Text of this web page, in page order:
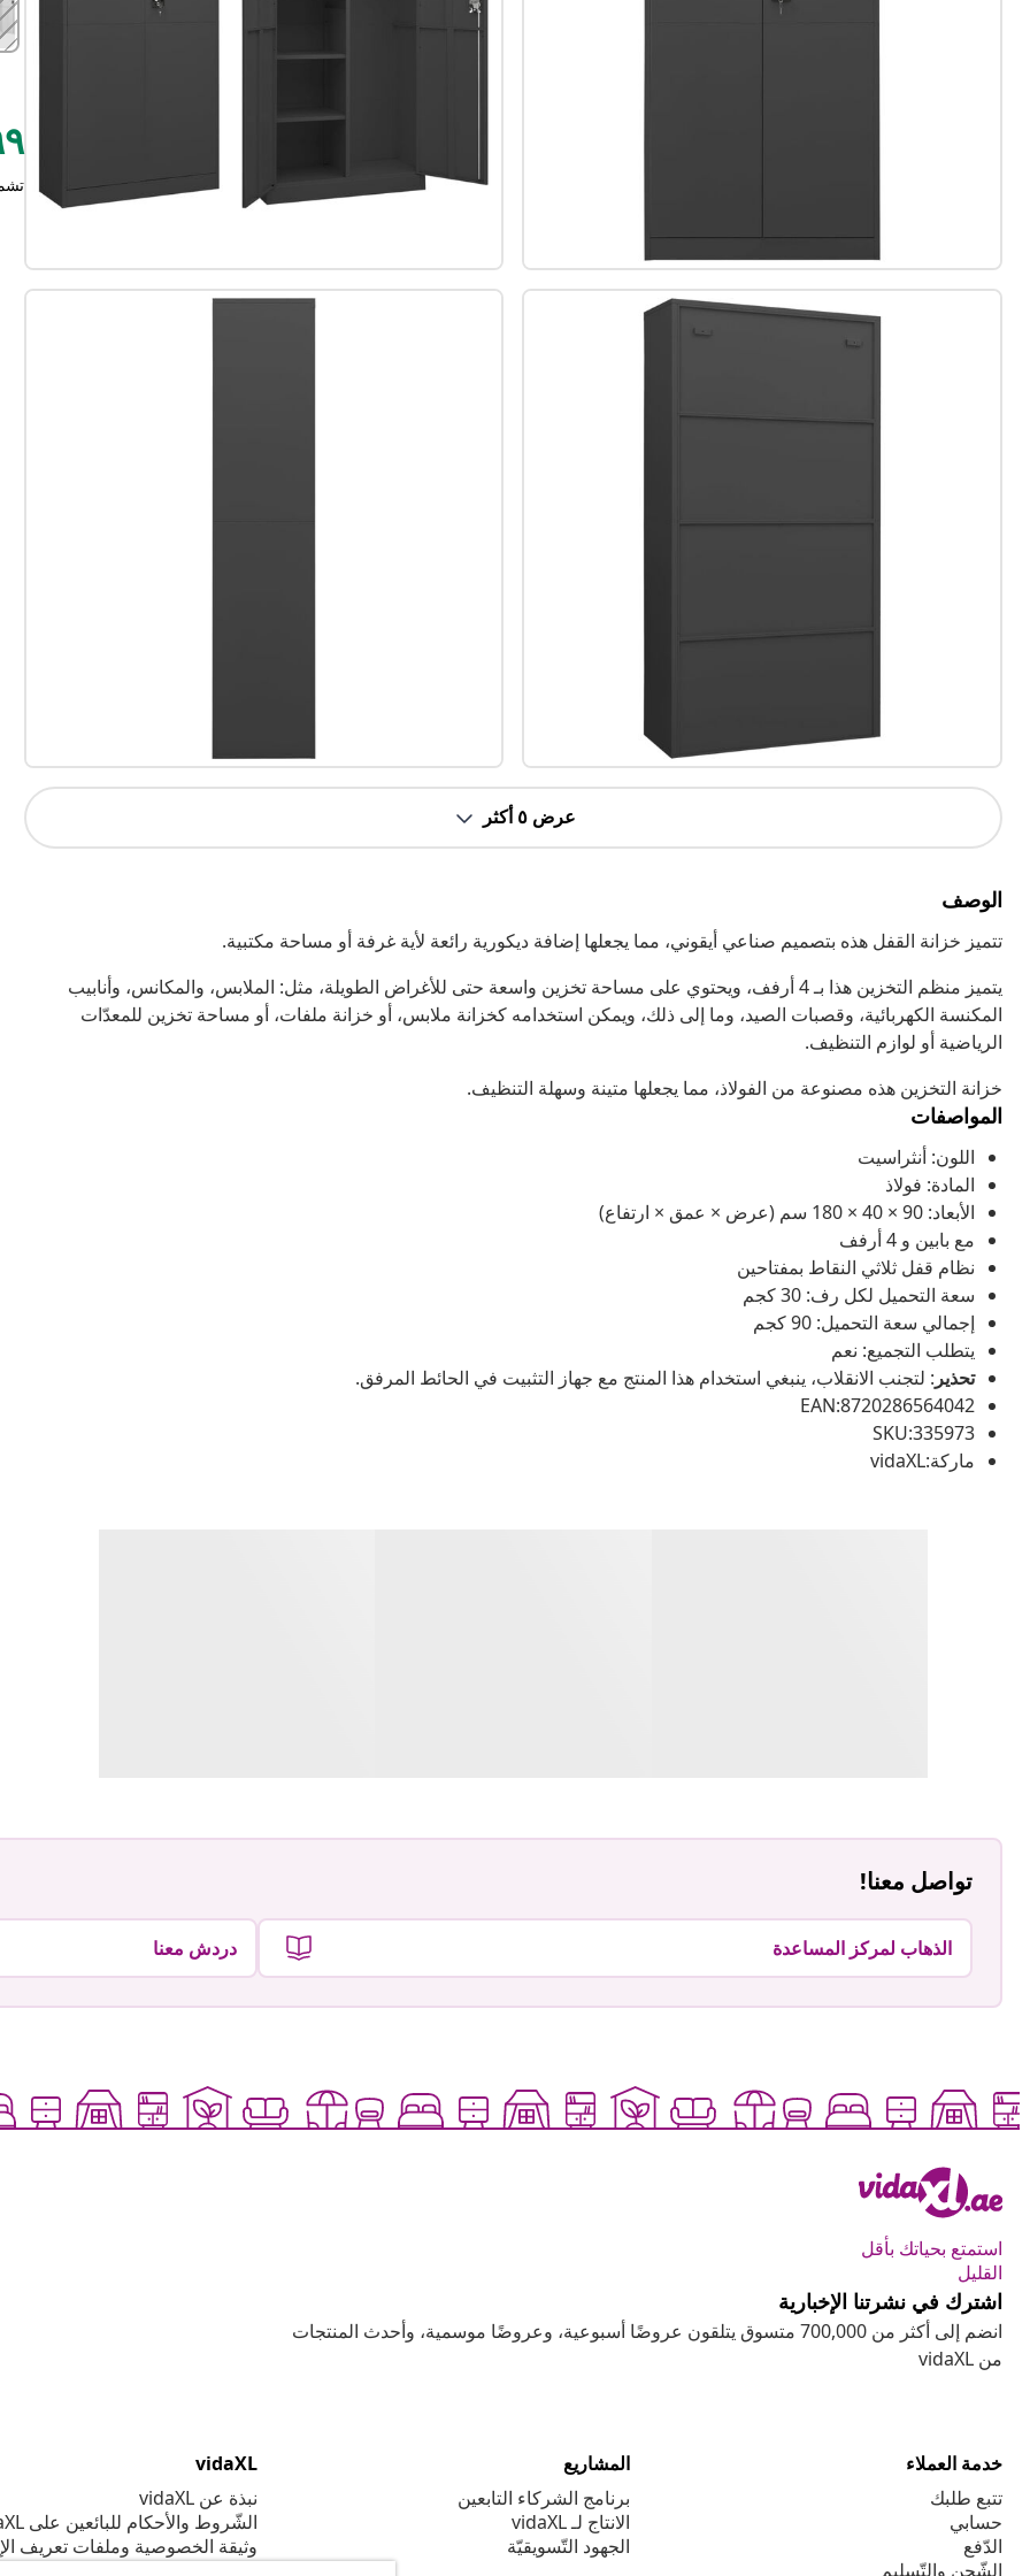
عرض ٥ أكثر
الوصف
تتميز خزانة القفل هذه بتصميم صناعي أيقوني، مما يجعلها إضافة ديكورية رائعة لأية غرفة أو مساحة مكتبية.
يتميز منظم التخزين هذا بـ 4 أرفف، ويحتوي على مساحة تخزين واسعة حتى للأغراض الطويلة، مثل: الملابس، والمكانس، وأنابيب
المكنسة الكهربائية، وقصبات الصيد، وما إلى ذلك، ويمكن استخدامه كخزانة ملابس، أو خزانة ملفات، أو مساحة تخزين للمعدّات
الرياضية أو لوازم التنظيف.
خزانة التخزين هذه مصنوعة من الفولاذ، مما يجعلها متينة وسهلة التنظيف.
المواصفات
اللون: أنثراسيت
المادة: فولاذ
الأبعاد: 90 × 40 × 180 سم (عرض × عمق × ارتفاع)
مع بابين و 4 أرفف
نظام قفل ثلاثي النقاط بمفتاحين
سعة التحميل لكل رف: 30 كجم
إجمالي سعة التحميل: 90 كجم
يتطلب التجميع: نعم
تحذير : لتجنب الانقلاب، ينبغي استخدام هذا المنتج مع جهاز التثبيت في الحائط المرفق.
EAN:8720286564042
SKU:335973
ماركة:vidaXL
تواصل معنا!
الذهاب لمركز المساعدة دردش معنا
استمتع بحياتك بأقل
القليل
اشترك في نشرتنا الإخبارية
انضم إلى أكثر من 700,000 متسوق يتلقون عروضًا أسبوعية، وعروضًا موسمية، وأحدث المنتجات
من vidaXL
خدمة العملاء
تتبع طلبك
حسابي
الدّفع
الشّحن والتّسليم
المشاريع
برنامج الشركاء التابعين
الانتاج لـ vidaXL
الجهود التّسويقيّة
vidaXL
نبذة عن vidaXL
الشّروط والأحكام للبائعين على vidaXL
وثيقة الخصوصية وملفات تعريف